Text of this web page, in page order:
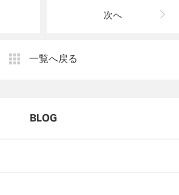
次へ
一覧へ戻る
BLOG